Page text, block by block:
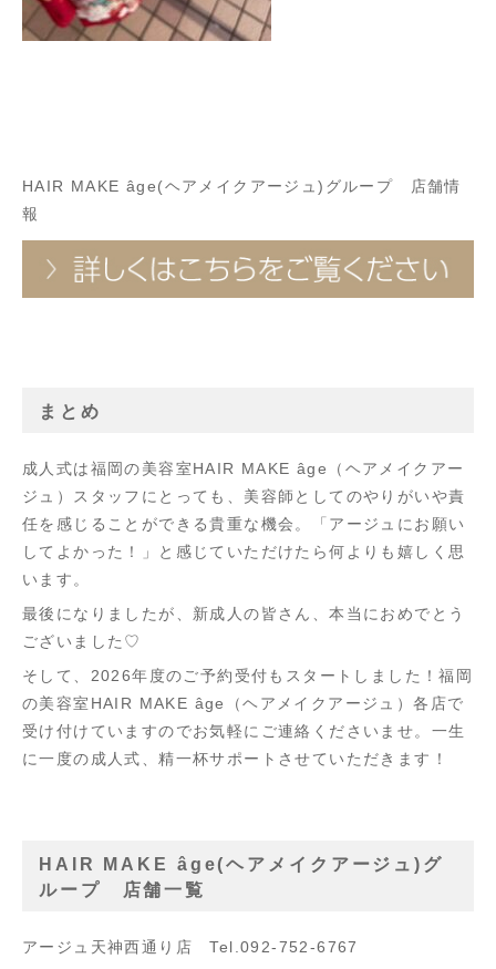
HAIR MAKE âge(ヘアメイクアージュ)グループ 店舗情
報
まとめ
成人式は福岡の美容室HAIR MAKE âge（ヘアメイクアー
ジュ）スタッフにとっても、美容師としてのやりがいや責
任を感じることができる貴重な機会。「アージュにお願い
してよかった！」と感じていただけたら何よりも嬉しく思
います。
最後になりましたが、新成人の皆さん、本当におめでとう
ございました♡
そして、2026年度のご予約受付もスタートしました！福岡
の美容室HAIR MAKE âge（ヘアメイクアージュ）各店で
受け付けていますのでお気軽にご連絡くださいませ。一生
に一度の成人式、精一杯サポートさせていただきます！
HAIR MAKE âge(ヘアメイクアージュ)グ
ループ 店舗一覧
アージュ天神西通り店 Tel.092-752-6767